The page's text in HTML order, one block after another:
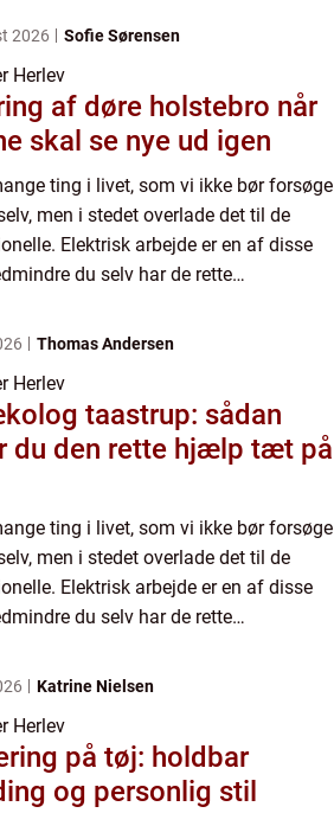
2026 Sofie Sørensen
Herlev
af døre holstebro når
skal se nye ud igen
ting i livet, som vi ikke bør forsøge
men i stedet overlade det til de
Elektrisk arbejde er en af disse
du selv har de rette
t...Thomas Andersen
Herlev
taastrup: sådan
du den rette hjælp tæt på
ting i livet, som vi ikke bør forsøge
men i stedet overlade det til de
Elektrisk arbejde er en af disse
du selv har de rette
t...Katrine Nielsen
Herlev
på tøj: holdbar
og personlig stil